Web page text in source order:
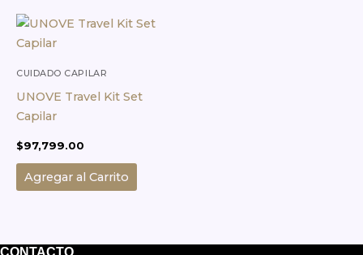
CUIDADO CAPILAR
UNOVE Travel Kit Set
Capilar
$97,799.00
Agregar al Carrito
CONTACTO